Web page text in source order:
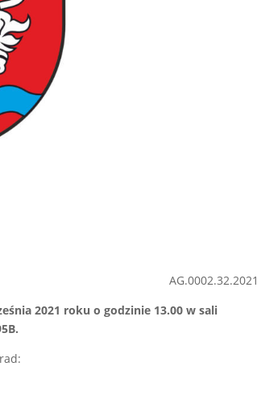
AG.0002.32.2021
2021 roku o godzinie 13.00 w sali